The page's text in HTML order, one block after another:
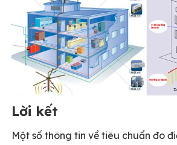
Lời kết
Một số thông tin về tiêu chuẩn đo